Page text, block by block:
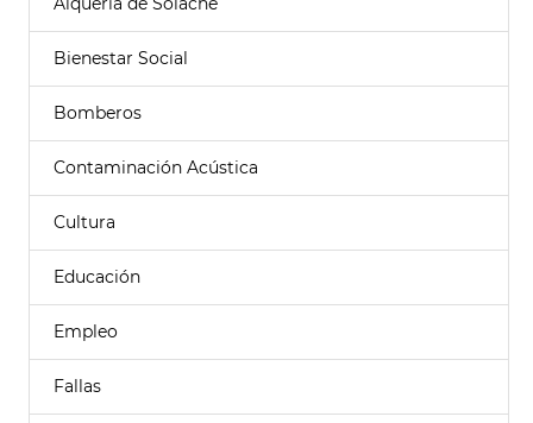
Bienestar Social
Bomberos
Contaminación Acústica
Cultura
Educación
Empleo
Fallas